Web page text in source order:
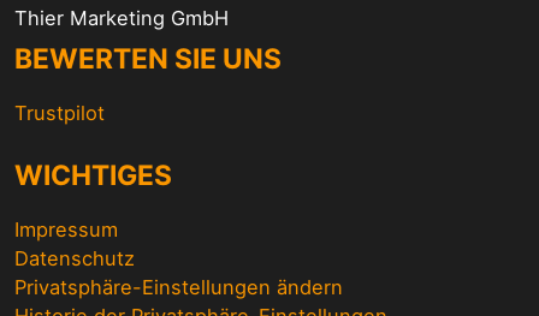
Thier Marketing GmbH
BEWERTEN SIE UNS
Trustpilot
WICHTIGES
Impressum
Datenschutz
Privatsphäre-Einstellungen ändern